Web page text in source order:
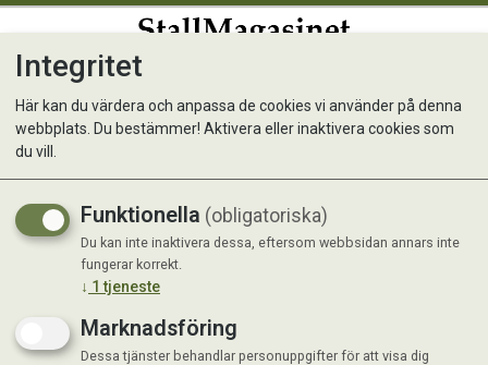
MUSH Vaisto® Blå, 3 kg
Nyhet
Integritet
Här kan du värdera och anpassa de cookies vi använder på denna
webbplats. Du bestämmer! Aktivera eller inaktivera cookies som
du vill.
Funktionella (obligatoriska)
Du kan inte inaktivera dessa, eftersom webbsidan annars inte
fungerar korrekt.
↓ 1 tjeneste
Marknadsföring
Dessa tjänster behandlar personuppgifter för att visa dig